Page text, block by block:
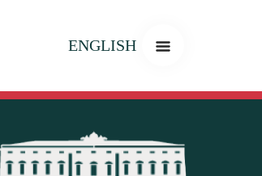
ENGLISH